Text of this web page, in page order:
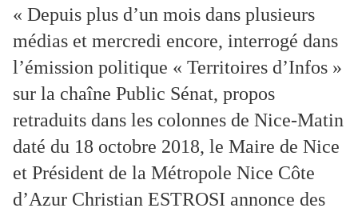
« Depuis plus d’un mois dans plusieurs
médias et mercredi encore, interrogé dans
l’émission politique « Territoires d’Infos »
sur la chaîne Public Sénat, propos
retraduits dans les colonnes de Nice-Matin
daté du 18 octobre 2018, le Maire de Nice
et Président de la Métropole Nice Côte
d’Azur Christian ESTROSI annonce des